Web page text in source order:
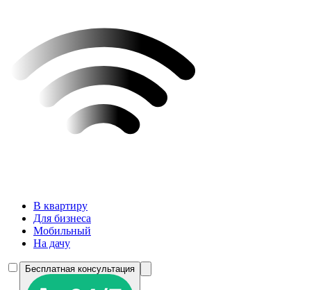
В квартиру
Для бизнеса
Мобильный
На дачу
Бесплатная консультация